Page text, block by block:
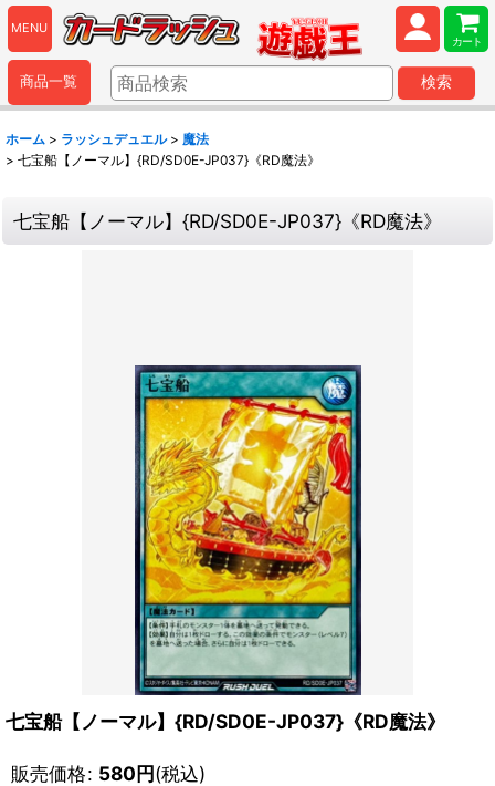
MENU
カート
商品一覧 検索
ホーム > ラッシュデュエル > 魔法
> 七宝船【ノーマル】{RD/SD0E-JP037}《RD魔法》
七宝船【ノーマル】{RD/SD0E-JP037}《RD魔法》
七宝船【ノーマル】{RD/SD0E-JP037}《RD魔法》
販売価格: 580円(税込)